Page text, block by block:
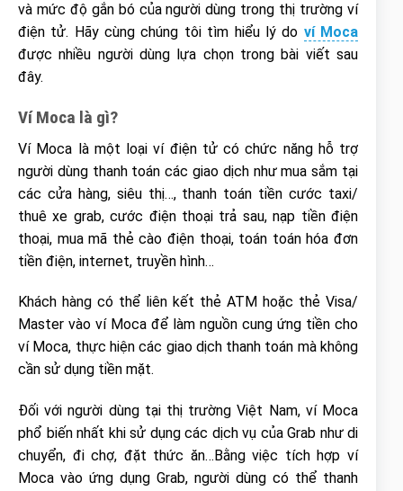
và mức độ gắn bó của người dùng trong thị trường ví
điện tử. Hãy cùng chúng tôi tìm hiểu lý do ví Moca
được nhiều người dùng lựa chọn trong bài viết sau
đây.
Ví Moca là gì?
Ví Moca là một loại ví điện tử có chức năng hỗ trợ
người dùng thanh toán các giao dịch như mua sắm tại
các cửa hàng, siêu thị…, thanh toán tiền cước taxi/
thuê xe grab, cước điện thoại trả sau, nạp tiền điện
thoại, mua mã thẻ cào điện thoại, toán toán hóa đơn
tiền điện, internet, truyền hình…
Khách hàng có thể liên kết thẻ ATM hoặc thẻ Visa/
Master vào ví Moca để làm nguồn cung ứng tiền cho
ví Moca, thực hiện các giao dịch thanh toán mà không
cần sử dụng tiền mặt.
Đối với người dùng tại thị trường Việt Nam, ví Moca
phổ biến nhất khi sử dụng các dịch vụ của Grab như di
chuyển, đi chợ, đặt thức ăn…Bằng việc tích hợp ví
Moca vào ứng dụng Grab, người dùng có thể thanh